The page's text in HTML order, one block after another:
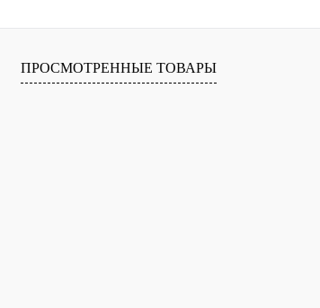
ПРОСМОТРЕННЫЕ ТОВАРЫ